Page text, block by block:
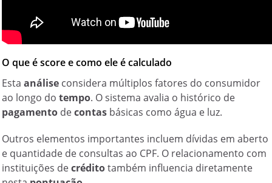
O que é score e como ele é calculado
Estaanálise considera múltiplos fatores do consumidor
ao longo dotempo. O sistema avalia o histórico de
pagamento decontas básicas como água e luz.
Outros elementos importantes incluem dívidas em aberto
e quantidade de consultas ao CPF. O relacionamento com
instituições decréditotambém influencia diretamente